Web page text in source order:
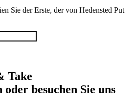
Sie der Erste, der von Hedensted Put
Take
oder besuchen Sie uns